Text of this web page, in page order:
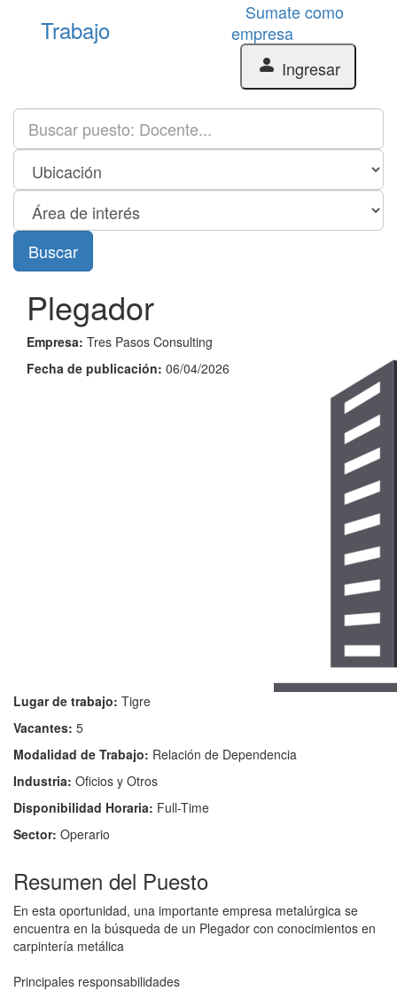
Trabajo
Sumate como
empresa
person Ingresar
Buscar
Plegador
Empresa: Tres Pasos Consulting
Fecha de publicación: 06/04/2026
Lugar de trabajo: Tigre
Vacantes: 5
Modalidad de Trabajo: Relación de Dependencia
Industria: Oficios y Otros
Disponibilidad Horaria: Full-Time
Sector: Operario
Resumen del Puesto
En esta oportunidad, una importante empresa metalúrgica se
encuentra en la búsqueda de un Plegador con conocimientos en
carpintería metálica
Principales responsabilidades